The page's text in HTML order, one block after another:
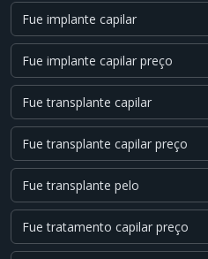
Fue implante capilar
Fue implante capilar preço
Fue transplante capilar
Fue transplante capilar preço
Fue transplante pelo
Fue tratamento capilar preço